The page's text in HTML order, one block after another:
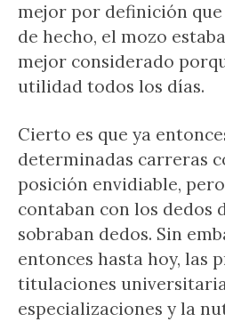
mejor por definición que
de hecho, el mozo
mejor considerado
utilidad todos los días.
Cierto es que ya
determinadas carreras
posición envidiable,
contaban con los dedos
sobraban dedos. Sin
entonces hasta hoy, las
titulaciones
especializaciones y la